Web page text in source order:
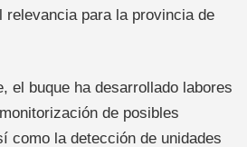
relevancia para la provincia de
el buque ha desarrollado labores
de posibles
como la detección de unidades